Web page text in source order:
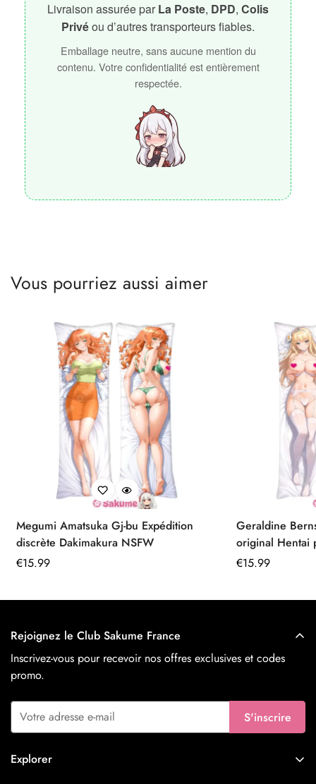
Livraison assurée par La Poste, DPD, Colis
Privéou d’autres transporteurs fiables.
Emballage neutre, sans aucune mention du
contenu. Votre confidentialité est entièrement
respectée.
Vous pourriez aussi aimer
Megumi Amatsuka Gj-bu Expédition
discrète Dakimakura NSFW
Prix
€15.99
Geraldine
original Hentai
Prix
€15.99
Rejoignez le Club Sakume France
Inscrivez-vous pour recevoir nos offres exclusives et codes
promo.
S'inscrire
Explorer